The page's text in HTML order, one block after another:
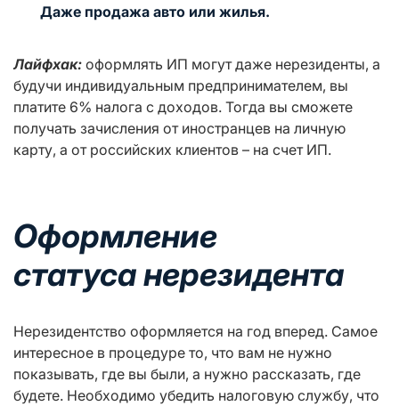
Даже продажа авто или жилья.
Лайфхак: оформлять ИП могут даже нерезиденты, а
будучи индивидуальным предпринимателем, вы
платите 6% налога с доходов. Тогда вы сможете
получать зачисления от иностранцев на личную
карту, а от российских клиентов – на счет ИП.
Оформление
статусанерезидента
Нерезидентство оформляется на год вперед. Самое
интересное в процедуре то, что вам не нужно
показывать, где вы были, а нужно рассказать, где
будете. Необходимо убедить налоговую службу, что